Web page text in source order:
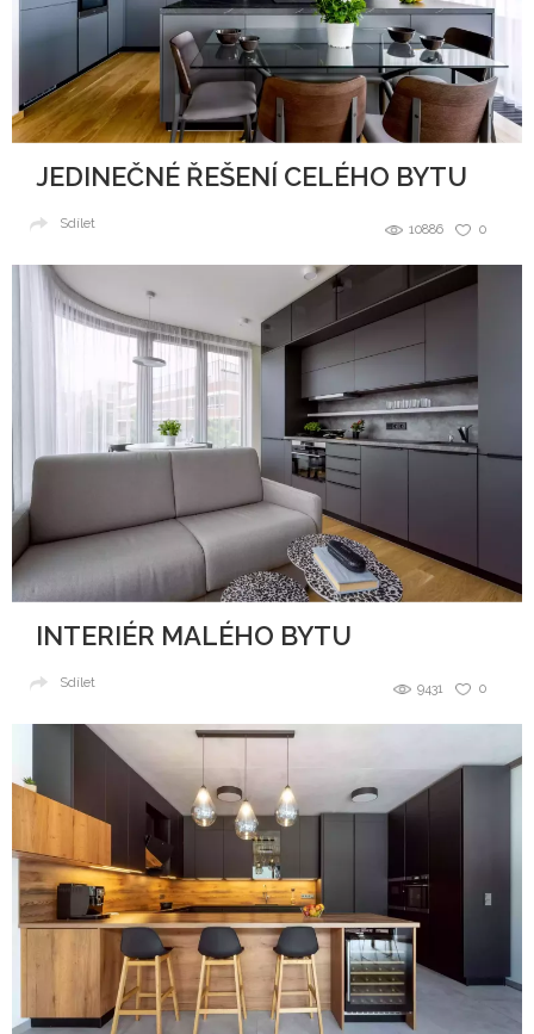
JEDINEČNÉ ŘEŠENÍ CELÉHO BYTU
0
10886
Sdílet
INTERIÉR MALÉHO BYTU
0
9431
Sdílet